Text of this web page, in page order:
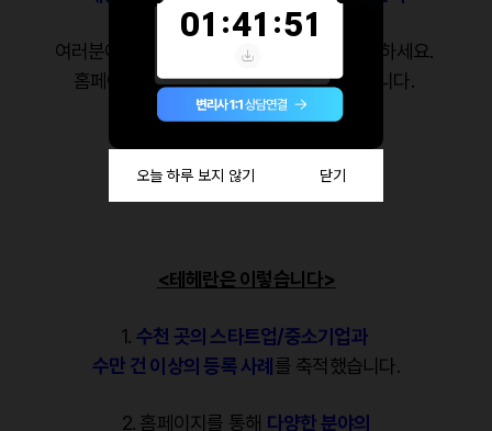
여러분이 진행할 분야의 성공사례를 꼭 검증하세요.
홈페이지에 모든 사례를 올리기는 어렵습니다.
직접 확인하는 것이 가장 정확합니다.
<테헤란은 이렇습니다>
1. 수천 곳의 스타트업/중소기업과
수만 건 이상의 등록 사례를 축적했습니다.
2. 홈페이지를 통해 다양한 분야의